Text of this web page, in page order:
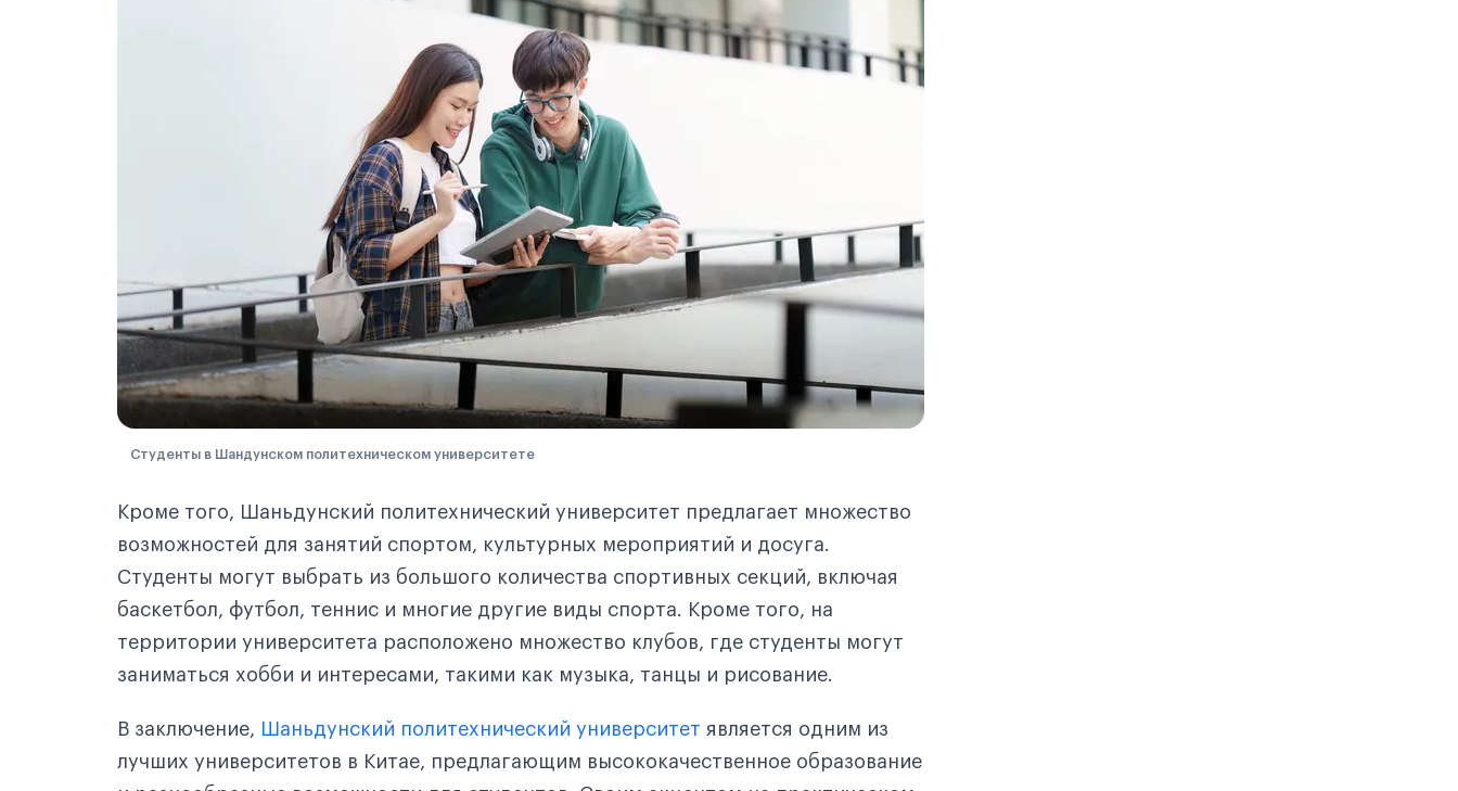
Студенты в Шандунском политехническом университете
Кроме того, Шаньдунский политехнический университет предлагает множество
возможностей для занятий спортом, культурных мероприятий и досуга.
Студенты могут выбрать из большого количества спортивных секций, включая
баскетбол, футбол, теннис и многие другие виды спорта. Кроме того, на
территории университета расположено множество клубов, где студенты могут
заниматься хобби и интересами, такими как музыка, танцы и рисование.
В заключение, Шаньдунский политехнический университет является одним из
лучших университетов в Китае, предлагающим высококачественное образование